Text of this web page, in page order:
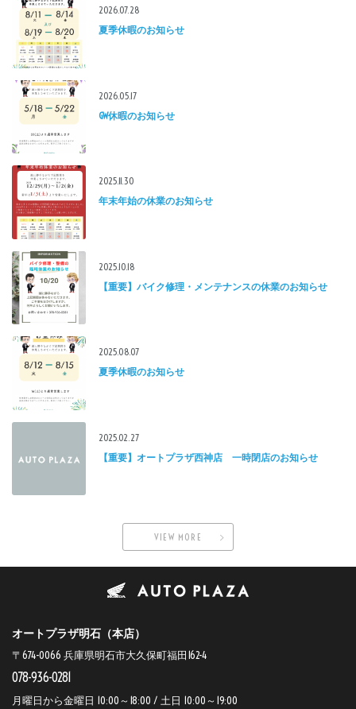
2026.07.28
夏季休暇のお知らせ
2026.05.17
GW休暇のお知らせ
2025.11.30
年末年始の休業のお知らせ
2025.10.18
【重要】バイク修理・メンテナンスの休業のお知らせ
2025.08.07
夏季休暇のお知らせ
2025.02.27
【重要】オートプラザ西神店 一時閉店のお知らせ
VIEW MORE
オートプラザ明石（本店）
〒674-0066 兵庫県明石市大久保町福田162-4
078-936-0281
月曜日から金曜日 10:00～18:00 / 土日 10:00～19:00